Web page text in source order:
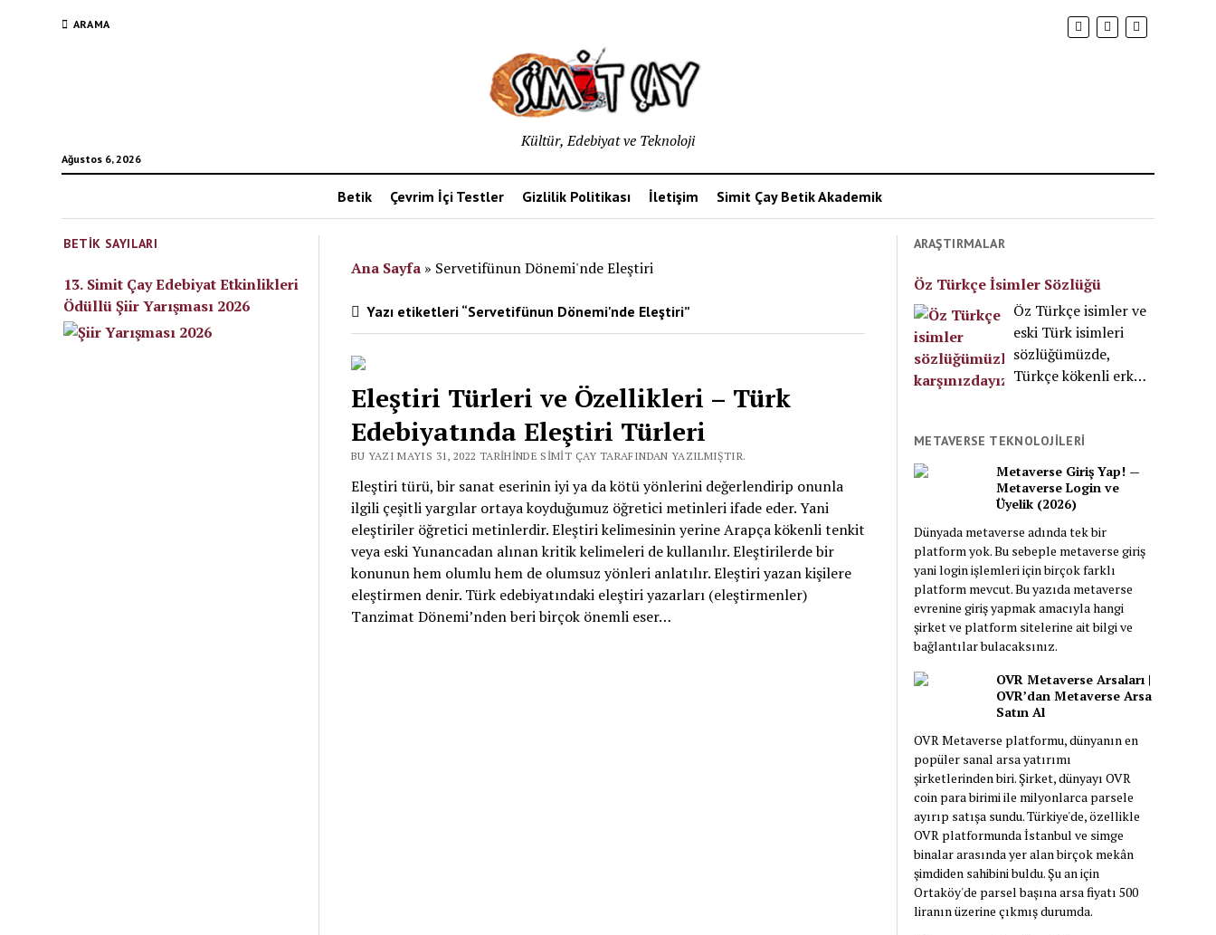
ARAMA
Ağustos 6, 2026
Kültür, Edebiyat ve Teknoloji
Betik Çevrim İçi Testler Gizlilik Politikası İletişim Simit Çay Betik Akademik
BETIK SAYILARI
13. Simit Çay Edebiyat Etkinlikleri
Ödüllü Şiir Yarışması 2026
Ana Sayfa» Servetifünun Dönemi'nde Eleştiri
Yazı etiketleri “Servetifünun Dönemi'nde Eleştiri”
Eleştiri Türleri ve Özellikleri – Türk
Edebiyatında Eleştiri Türleri
BU YAZI MAYIS 31, 2022 TARIHINDE SIMIT ÇAY TARAFINDAN YAZILMIŞTIR.
Eleştiri türü, bir sanat eserinin iyi ya da kötü yönlerini değerlendirip onunla
ilgili çeşitli yargılar ortaya koyduğumuz öğretici metinleri ifade eder. Yani
eleştiriler öğretici metinlerdir. Eleştiri kelimesinin yerine Arapça kökenli tenkit
veya eski Yunancadan alınan kritik kelimeleri de kullanılır. Eleştirilerde bir
konunun hem olumlu hem de olumsuz yönleri anlatılır. Eleştiri yazan kişilere
eleştirmen denir. Türk edebiyatındaki eleştiri yazarları (eleştirmenler)
Tanzimat Dönemi’nden beri birçok önemli eser…
ARAŞTIRMALAR
Öz Türkçe İsimler Sözlüğü
Öz Türkçe isimler ve
eski Türk isimleri
sözlüğümüzde,
Türkçe kökenli erkek
incelendi. Nitekim şu
an göz attığınız
Türkçe bebek adları,
Göktürkçe isimler,
Türk prenslerinin,
prenseslerinin
isimleri, Türk
büyüklerinin adları,
Türk hükümdarları
ve Hun isimleri gibi
Ayrıca söylenişi
güzel Azerbaycan,
Kazak, Özbek, Kırgız
ve Altay isimleri de
listeye eklendi.
METAVERSE TEKNOLOJİLERİ
Metaverse Giriş Yap! —
Metaverse Login ve
Üyelik (2026)
Dünyada metaverse adında tek bir
platform yok. Bu sebeple metaverse giriş
yani login işlemleri için birçok farklı
platform mevcut. Bu yazıda metaverse
evrenine giriş yapmak amacıyla hangi
şirket ve platform sitelerine ait bilgi ve
bağlantılar bulacaksınız.
OVR Metaverse Arsaları |
OVR’dan Metaverse Arsa
Satın Al
OVR Metaverse platformu, dünyanın en
popüler sanal arsa yatırımı
şirketlerinden biri. Şirket, dünyayı OVR
coin para birimi ile milyonlarca parsele
ayırıp satışa sundu. Türkiye'de, özellikle
OVR platformunda İstanbul ve simge
binalar arasında yer alan birçok mekân
şimdiden sahibini buldu. Şu an için
Ortaköy'de parsel başına arsa fiyatı 500
liranın üzerine çıkmış durumda.